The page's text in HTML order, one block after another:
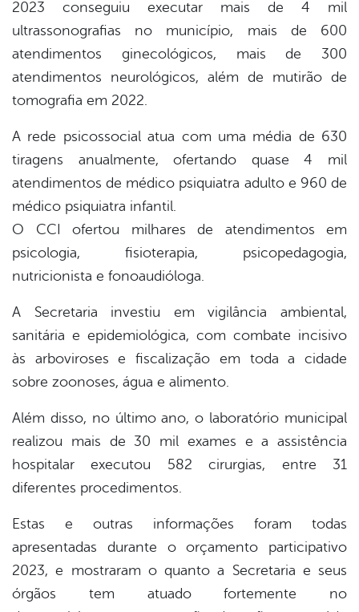
2023 conseguiu executar mais de 4 mil
ultrassonografias no município, mais de 600
atendimentos ginecológicos, mais de 300
atendimentos neurológicos, além de mutirão de
tomografia em 2022.
A rede psicossocial atua com uma média de 630
tiragens anualmente, ofertando quase 4 mil
atendimentos de médico psiquiatra adulto e 960 de
médico psiquiatra infantil.
O CCI ofertou milhares de atendimentos em
psicologia, fisioterapia, psicopedagogia,
nutricionista e fonoaudióloga.
A Secretaria investiu em vigilância ambiental,
sanitária e epidemiológica, com combate incisivo
às arboviroses e fiscalização em toda a cidade
sobre zoonoses, água e alimento.
Além disso, no último ano, o laboratório municipal
realizou mais de 30 mil exames e a assistência
hospitalar executou 582 cirurgias, entre 31
diferentes procedimentos.
Estas e outras informações foram todas
apresentadas durante o orçamento participativo
2023, e mostraram o quanto a Secretaria e seus
órgãos tem atuado fortemente no